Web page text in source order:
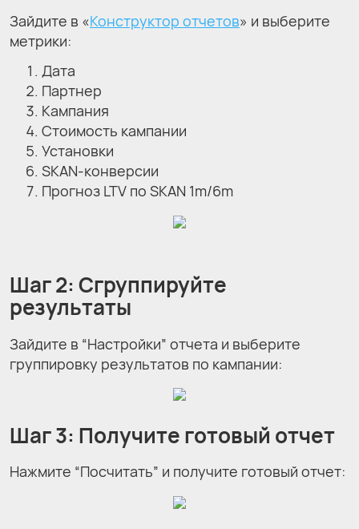
Зайдите в «Конструктор отчетов» и выберите
метрики:
Дата
Партнер
Кампания
Стоимость кампании
Установки
SKAN-конверсии
Прогноз LTV по SKAN 1m/6m
Шаг 2: Сгруппируйте
результаты
Зайдите в “Настройки” отчета и выберите
группировку результатов по кампании:
Шаг 3: Получите готовый отчет
Нажмите “Посчитать” и получите готовый отчет: